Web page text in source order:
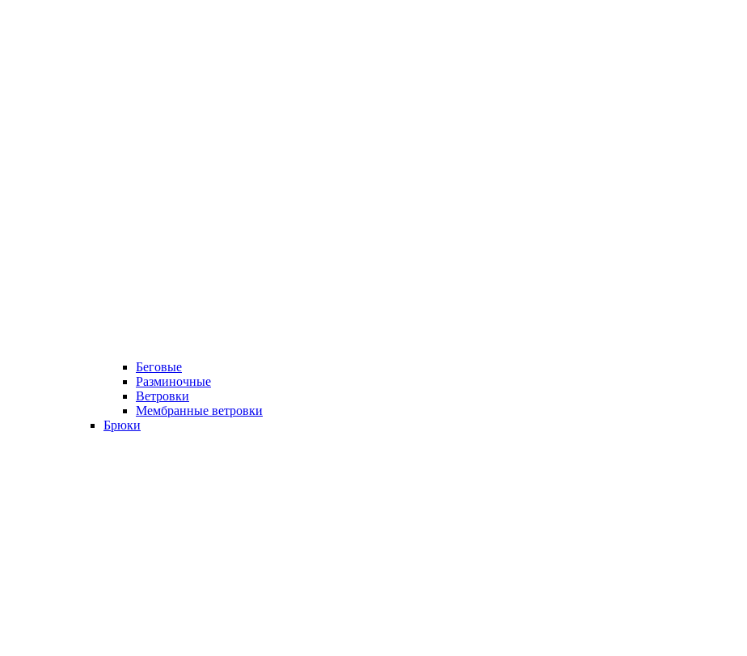
Беговые
Разминочные
Ветровки
Мембранные ветровки
Брюки